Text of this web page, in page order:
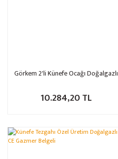
Görkem 2'li Künefe Ocağı Doğalgazlı
10.284,20 TL